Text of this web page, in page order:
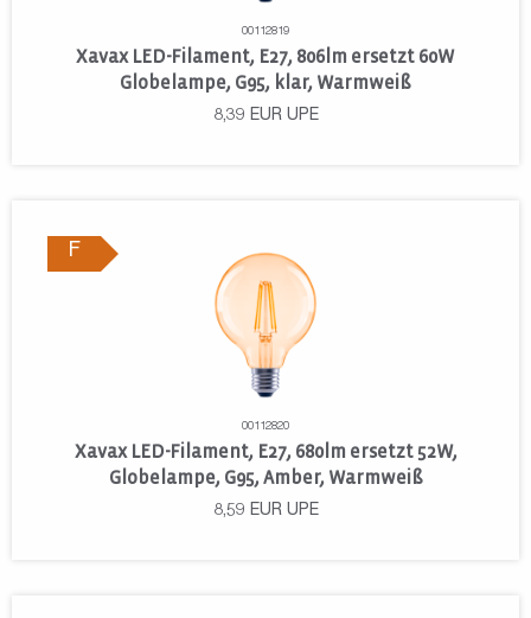
00112819
Xavax LED-Filament, E27, 806lm ersetzt 60W
Globelampe, G95, klar, Warmweiß
8,39 EUR UPE
F
00112820
Xavax LED-Filament, E27, 680lm ersetzt 52W,
Globelampe, G95, Amber, Warmweiß
8,59 EUR UPE